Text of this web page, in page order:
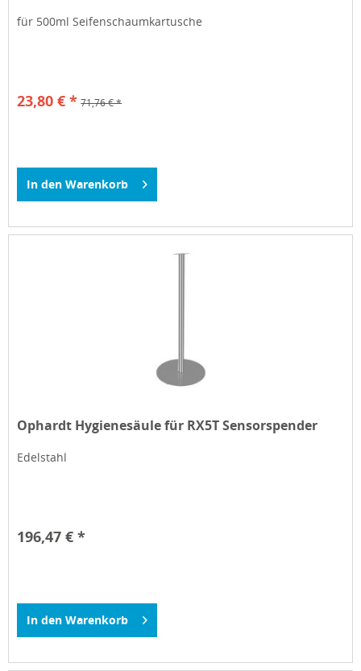
für 500ml Seifenschaumkartusche
23,80 € * 71,76 € *
In den Warenkorb
Ophardt Hygienesäule für RX5T Sensorspender
Edelstahl
196,47 € *
In den Warenkorb